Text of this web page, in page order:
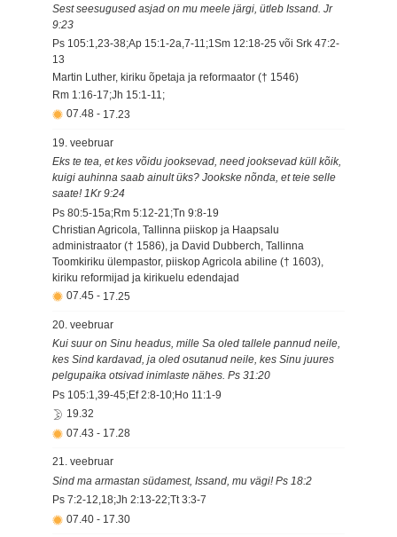
Sest seesugused asjad on mu meele järgi, ütleb Issand. Jr
9:23
Ps 105:1,23-38;Ap 15:1-2a,7-11;1Sm 12:18-25 või Srk 47:2-
13
Martin Luther, kiriku õpetaja ja reformaator († 1546)
Rm 1:16-17;Jh 15:1-11;
07.48 - 17.23
19. veebruar
Eks te tea, et kes võidu jooksevad, need jooksevad küll kõik,
kuigi auhinna saab ainult üks? Jookske nõnda, et teie selle
saate! 1Kr 9:24
Ps 80:5-15a;Rm 5:12-21;Tn 9:8-19
Christian Agricola, Tallinna piiskop ja Haapsalu
administraator († 1586), ja David Dubberch, Tallinna
Toomkiriku ülempastor, piiskop Agricola abiline († 1603),
kiriku reformijad ja kirikuelu edendajad
07.45 - 17.25
20. veebruar
Kui suur on Sinu headus, mille Sa oled tallele pannud neile,
kes Sind kardavad, ja oled osutanud neile, kes Sinu juures
pelgupaika otsivad inimlaste nähes. Ps 31:20
Ps 105:1,39-45;Ef 2:8-10;Ho 11:1-9
19.32
07.43 - 17.28
21. veebruar
Sind ma armastan südamest, Issand, mu vägi! Ps 18:2
Ps 7:2-12,18;Jh 2:13-22;Tt 3:3-7
07.40 - 17.30